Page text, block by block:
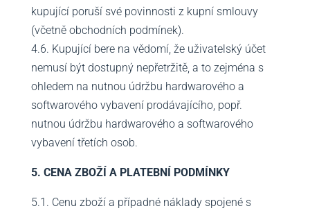
kupující poruší své povinnosti z kupní smlouvy
(včetně obchodních podmínek).
4.6. Kupující bere na vědomí, že uživatelský účet
nemusí být dostupný nepřetržitě, a to zejména s
ohledem na nutnou údržbu hardwarového a
softwarového vybavení prodávajícího, popř.
nutnou údržbu hardwarového a softwarového
vybavení třetích osob.
5. CENA ZBOŽÍ A PLATEBNÍ PODMÍNKY
5.1. Cenu zboží a případné náklady spojené s